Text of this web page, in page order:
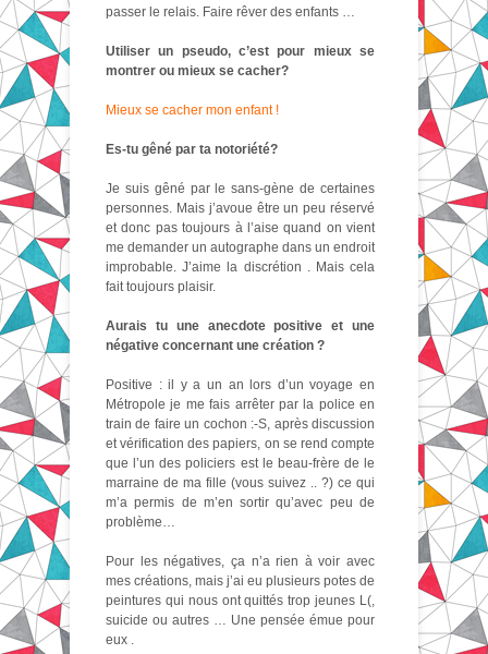
passer le relais. Faire rêver des enfants …
Utiliser un pseudo, c’est pour mieux se
montrer ou mieux se cacher?
Mieux se cacher mon enfant !
Es-tu gêné par ta notoriété?
Je suis gêné par le sans-gène de certaines
personnes. Mais j’avoue être un peu réservé
et donc pas toujours à l’aise quand on vient
me demander un autographe dans un endroit
improbable. J’aime la discrétion . Mais cela
fait toujours plaisir.
Aurais tu une anecdote positive et une
négative concernant une création ?
Positive : il y a un an lors d’un voyage en
Métropole je me fais arrêter par la police en
train de faire un cochon :-S, après discussion
et vérification des papiers, on se rend compte
que l’un des policiers est le beau-frère de le
marraine de ma fille (vous suivez .. ?) ce qui
m’a permis de m’en sortir qu’avec peu de
problème…
Pour les négatives, ça n’a rien à voir avec
mes créations, mais j’ai eu plusieurs potes de
peintures qui nous ont quittés trop jeunes L(,
suicide ou autres … Une pensée émue pour
eux .